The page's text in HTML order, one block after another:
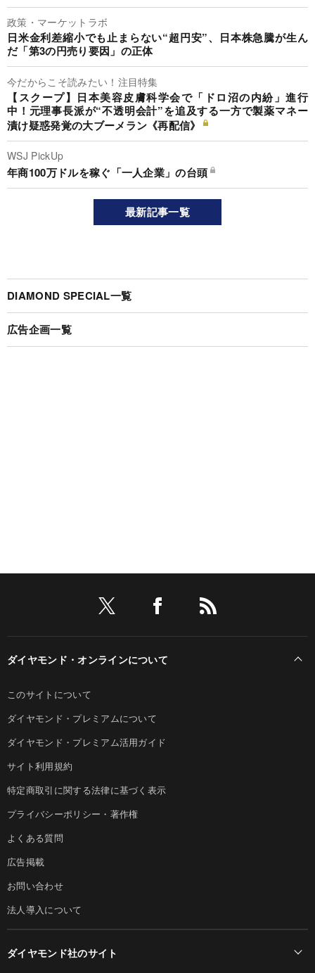
政策・マーケットラボ
日米金利差縮小でも止まらない“超円安”、日本株急騰が生ん
だ「第3の円売り要因」の正体
今だからこそ読みたい！注目特集
【スクープ】日本美容皮膚科学会で「ドロ沼の内紛」進行
中！元理事長派が“不透明会計”を追及する一方で製薬マネー
漬け疑惑発覚の大ブーメラン《再配信》
WSJ PickUp
年商100万ドルを稼ぐ「一人企業」の台頭
最新記事一覧
DIAMOND SPECIAL一覧
広告企画一覧
ダイヤモンド・オンラインについて
このサイトについて
ダイヤモンド・プレミアムについて
ダイヤモンド・プレミアム活用ガイド
サイト利用規約
特定商取引に関する法律に基づく表示
プライバシーポリシー・著作権
よくある質問
広告掲載
お問い合わせ
法人導入について
ダイヤモンド社のサイト